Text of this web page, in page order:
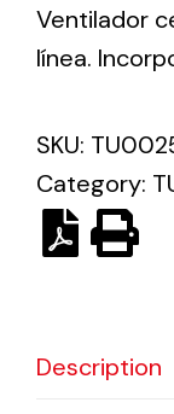
meant a
Ventilador
línea.
SKU:
Category:
Description